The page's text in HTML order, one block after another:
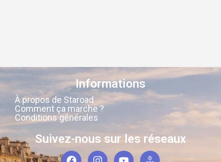
Informations
À propos de Staroad
Comment ça marche ?
Conditions générales
Suivez-nous sur les réseaux